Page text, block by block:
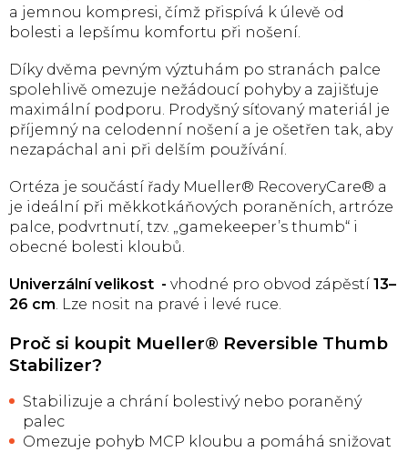
a jemnou kompresi, čímž přispívá k úlevě od
bolesti a lepšímu komfortu při nošení.
Díky dvěma pevným výztuhám po stranách palce
spolehlivě omezuje nežádoucí pohyby a zajišťuje
maximální podporu. Prodyšný síťovaný materiál je
příjemný na celodenní nošení a je ošetřen tak, aby
nezapáchal ani při delším používání.
Ortéza je součástí řady Mueller® RecoveryCare® a
je ideální při měkkotkáňových poraněních, artróze
palce, podvrtnutí, tzv. „gamekeeper’s thumb“ i
obecné bolesti kloubů.
Univerzální velikost - vhodné pro obvod zápěstí 13–
26 cm. Lze nosit na pravé i levé ruce.
Proč si koupit Mueller® Reversible Thumb
Stabilizer?
Stabilizuje a chrání bolestivý nebo poraněný
palec
Omezuje pohyb MCP kloubu a pomáhá snižovat